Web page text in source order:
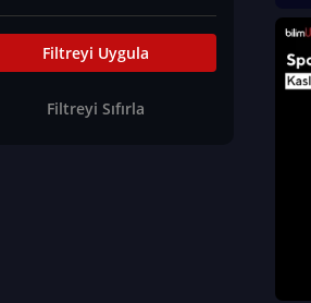
Eğitim Bilimleri
İlknur İyigökler
Büşra Elif Kıvrak
Can TORUN
Filtreyi Uygula
Filtreyi Sıfırla